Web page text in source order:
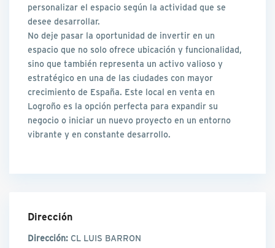
personalizar el espacio según la actividad que se
desee desarrollar.
No deje pasar la oportunidad de invertir en un
espacio que no solo ofrece ubicación y funcionalidad,
sino que también representa un activo valioso y
estratégico en una de las ciudades con mayor
crecimiento de España. Este local en venta en
Logroño es la opción perfecta para expandir su
negocio o iniciar un nuevo proyecto en un entorno
vibrante y en constante desarrollo.
Dirección
Dirección: CL LUIS BARRON